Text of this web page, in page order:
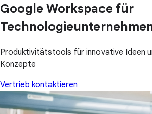
Google Workspace für
Produktivitätstools für innovative Ideen
Konzepte
Vertrieb kontaktieren